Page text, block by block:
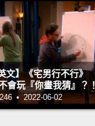
文】《宅男行不行》
會玩『你畫我猜』？！
• 2022-06-02